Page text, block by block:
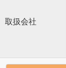
取扱会社